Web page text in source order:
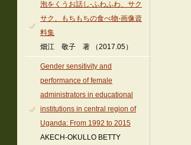
泡をくうお話し-ふわふわ、サク
サク、もちもちの食べ物-画像資
料集
畑江 敬子 著 （2017.05）
Gender sensitivity and
performance of female
administrators in educational
institutions in central region of
Uganda: From 1992 to 2015
AKECH-OKULLO BETTY